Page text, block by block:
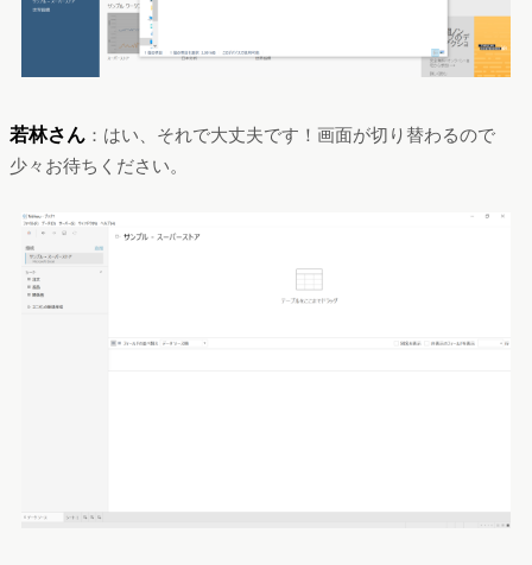
若林さん ：はい、それで大丈夫です！画面が切り替わるので
少々お待ちください。